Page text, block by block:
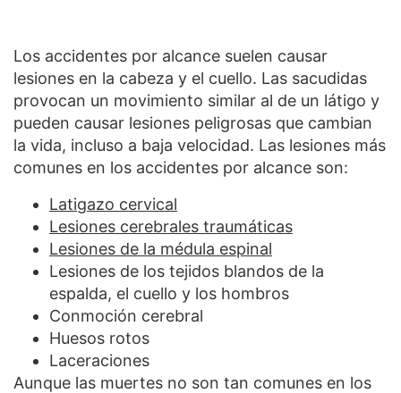
Los accidentes por alcance suelen causar
lesiones en la cabeza y el cuello. Las sacudidas
provocan un movimiento similar al de un látigo y
pueden causar lesiones peligrosas que cambian
la vida, incluso a baja velocidad. Las lesiones más
comunes en los accidentes por alcance son:
Latigazo cervical
Lesiones cerebrales traumáticas
Lesiones de la médula espinal
Lesiones de los tejidos blandos de la
espalda, el cuello y los hombros
Conmoción cerebral
Huesos rotos
Laceraciones
Aunque las muertes no son tan comunes en los